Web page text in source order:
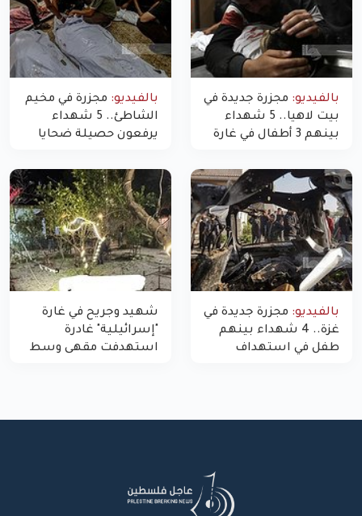
بالفيديو: مجزرة جديدة في
بيت لاهيا.. 5 شهداء
بينهم 3 أطفال في غارة
غزة
بالفيديو: مجزرة في مخيم
الشاطئ.. 5 شهداء
يرفعون حصيلة ضحايا
بالفيديو: مجزرة جديدة في
غزة.. 4 شهداء بينهم
طفل في استهداف
شهيد وجريح في غارة
"إسرائيلية" غادرة
استهدفت مقهى وسط